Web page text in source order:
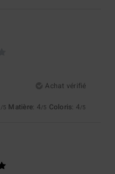
Achat vérifié
/5 Matière: 4/5 Coloris: 4/5